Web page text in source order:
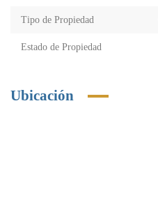
Tipo de Propiedad
Estado de Propiedad
Ubicación